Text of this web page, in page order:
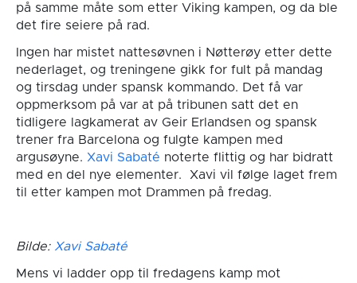
på samme måte som etter Viking kampen, og da ble
det fire seiere på rad.
Ingen har mistet nattesøvnen i Nøtterøy etter dette
nederlaget, og treningene gikk for fult på mandag
og tirsdag under spansk kommando. Det få var
oppmerksom på var at på tribunen satt det en
tidligere lagkamerat av Geir Erlandsen og spansk
trener fra Barcelona og fulgte kampen med
argusøyne. Xavi Sabaté noterte flittig og har bidratt
med en del nye elementer. Xavi vil følge laget frem
til etter kampen mot Drammen på fredag.
Bilde: Xavi Sabaté
Mens vi ladder opp til fredagens kamp mot